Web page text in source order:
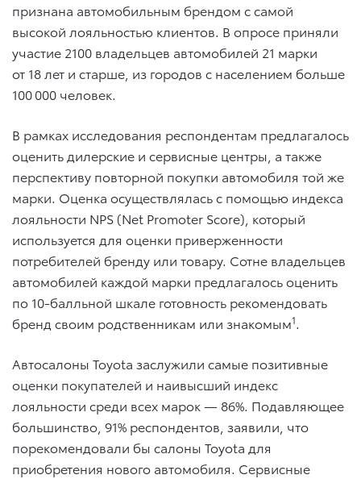
признана автомобильным брендом с самой
высокой лояльностью клиентов. В опросе приняли
участие 2100 владельцев автомобилей 21 марки
от 18 лет и старше, из городов с населением больше
100 000 человек.
В рамках исследования респондентам предлагалось
оценить дилерские и сервисные центры, а также
перспективу повторной покупки автомобиля той же
марки. Оценка осуществлялась с помощью индекса
лояльности NPS (Net Promoter Score), который
используется для оценки приверженности
потребителей бренду или товару. Сотне владельцев
автомобилей каждой марки предлагалось оценить
по 10-балльной шкале готовность рекомендовать
бренд своим родственникам или знакомым1.
Автосалоны Toyota заслужили самые позитивные
оценки покупателей и наивысший индекс
лояльности среди всех марок — 86%. Подавляющее
большинство, 91% респондентов, заявили, что
порекомендовали бы салоны Toyota для
приобретения нового автомобиля. Сервисные